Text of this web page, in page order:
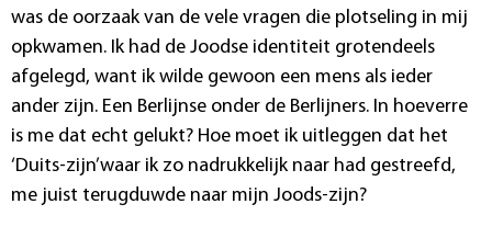
was de oorzaak van de vele vragen die plotseling in mij
opkwamen. Ik had de Joodse identiteit grotendeels
afgelegd, want ik wilde gewoon een mens als ieder
ander zijn. Een Berlijnse onder de Berlijners. In hoeverre
is me dat echt gelukt? Hoe moet ik uitleggen dat het
‘Duits-zijn’waar ik zo nadrukkelijk naar had gestreefd,
me juist terugduwde naar mijn Joods-zijn?